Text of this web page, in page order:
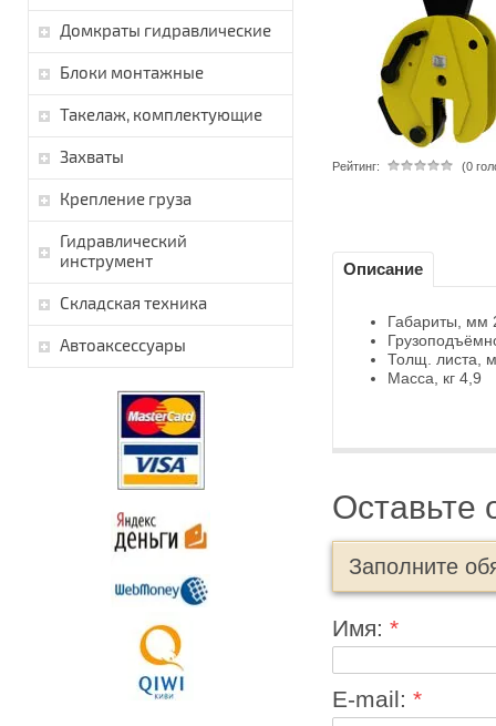
Рейтинг: (0
Описание
Габариты, мм
Толщ. листа,
Масса, кг 4,9
Оставьте
Заполните
Имя: *
E-mail: *
Домкраты гидравлические
Блоки монтажные
Такелаж, комплектующие
Захваты
Крепление груза
Гидравлический
инструмент
Складская техника
Автоаксессуары